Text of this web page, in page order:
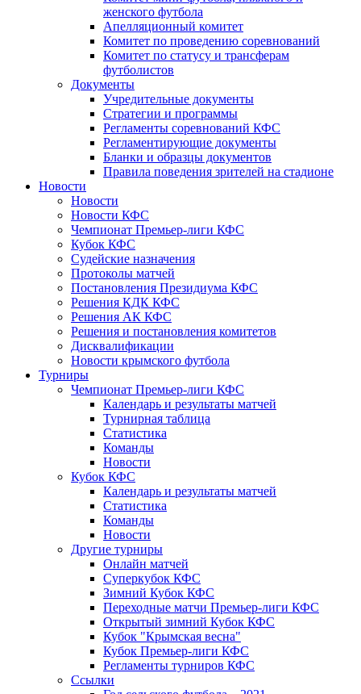
женского футбола
Апелляционный комитет
Комитет по проведению соревнований
Комитет по статусу и трансферам
футболистов
Документы
Учредительные документы
Стратегии и программы
Регламенты соревнований КФС
Регламентирующие документы
Бланки и образцы документов
Правила поведения зрителей на стадионе
Новости
Новости
Новости КФС
Чемпионат Премьер-лиги КФС
Кубок КФС
Судейские назначения
Протоколы матчей
Постановления Президиума КФС
Решения КДК КФС
Решения АК КФС
Решения и постановления комитетов
Дисквалификации
Новости крымского футбола
Турниры
Чемпионат Премьер-лиги КФС
Календарь и результаты матчей
Турнирная таблица
Статистика
Команды
Новости
Кубок КФС
Календарь и результаты матчей
Статистика
Команды
Новости
Другие турниры
Онлайн матчей
Суперкубок КФС
Зимний Кубок КФС
Переходные матчи Премьер-лиги КФС
Открытый зимний Кубок КФС
Кубок "Крымская весна"
Кубок Премьер-лиги КФС
Регламенты турниров КФС
Ссылки